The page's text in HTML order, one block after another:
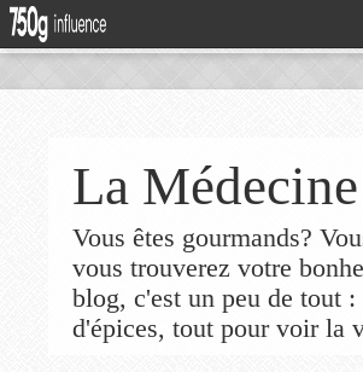
La
Vous êtes gourmands?
vous trouverez votre
blog, c'est un peu de tout :
d'épices, tout pour voir la